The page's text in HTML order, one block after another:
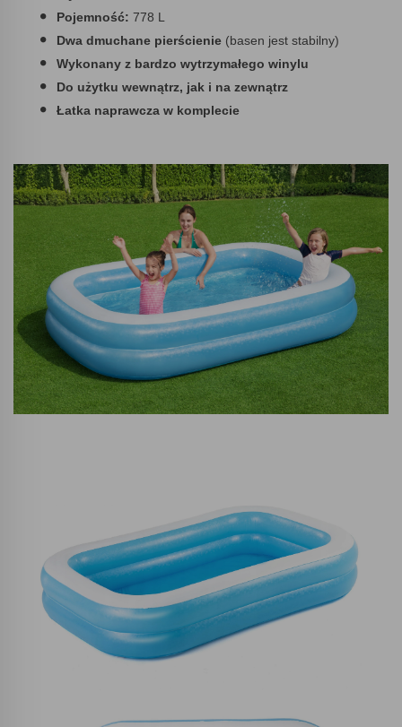
Pojemność: 778 L
Dwa dmuchane pierścienie (basen jest stabilny)
Wykonany z bardzo wytrzymałego winylu
Do użytku wewnątrz, jak i na zewnątrz
Łatka naprawcza w komplecie